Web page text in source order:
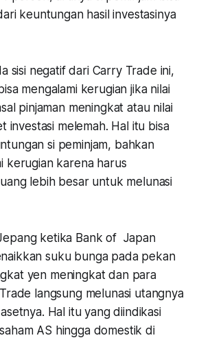
keuntungan hasil investasinya
sisi negatif dari Carry Trade ini,
mengalami kerugian jika nilai
pinjaman meningkat atau nilai
investasi melemah. Hal itu bisa
si peminjam, bahkan
kerugian karena harus
lebih besar untuk melunasi
ketika Bank of Japan
suku bunga pada pekan
yen meningkat dan para
langsung melunasi utangnya
Hal itu yang diindikasi
AS hingga domestik di